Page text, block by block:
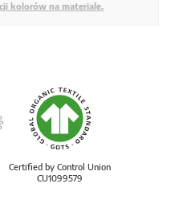
kolorów na materiale.
Certified by Control Union
CU1099579